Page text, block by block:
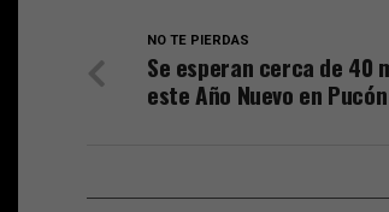
NO TE PIERDAS
Se esperan cerca de 40
este Año Nuevo en Pucón